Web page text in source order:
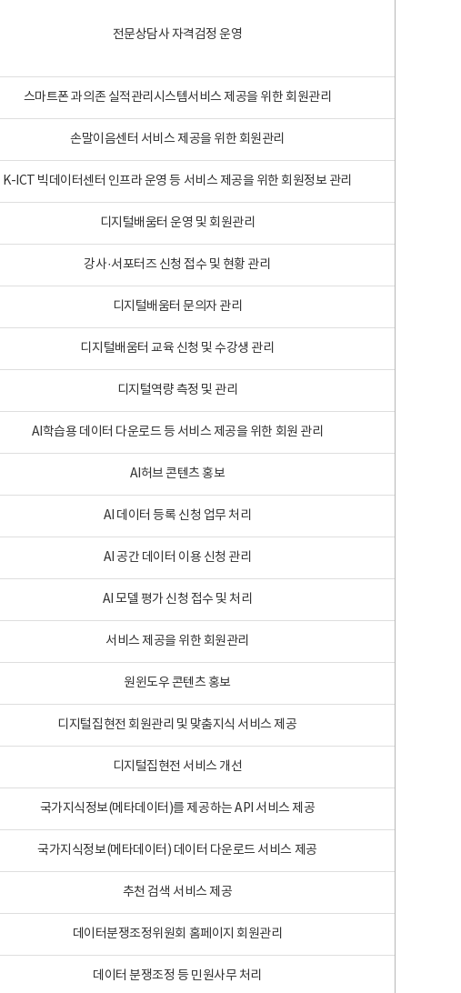
전문상담사 자격검정 운영
스마트폰 과의존 실적관리시스템서비스 제공을 위한 회원관리
손말이음센터 서비스 제공을 위한 회원관리
K-ICT 빅데이터센터 인프라 운영 등 서비스 제공을 위한 회원정보 관리
디지털배움터 운영 및 회원관리
강사·서포터즈 신청 접수 및 현황 관리
디지털배움터 문의자 관리
디지털배움터 교육 신청 및 수강생 관리
디지털역량 측정 및 관리
AI학습용 데이터 다운로드 등 서비스 제공을 위한 회원 관리
AI허브 콘텐츠 홍보
AI 데이터 등록 신청 업무 처리
AI 공간 데이터 이용 신청 관리
AI 모델 평가 신청 접수 및 처리
서비스 제공을 위한 회원관리
원윈도우 콘텐츠 홍보
디지털집현전 회원관리 및 맞춤지식 서비스 제공
디지털집현전 서비스 개선
국가지식정보(메타데이터)를 제공하는 API 서비스 제공
국가지식정보(메타데이터) 데이터 다운로드 서비스 제공
추천 검색 서비스 제공
데이터분쟁조정위원회 홈페이지 회원관리
데이터 분쟁조정 등 민원사무 처리